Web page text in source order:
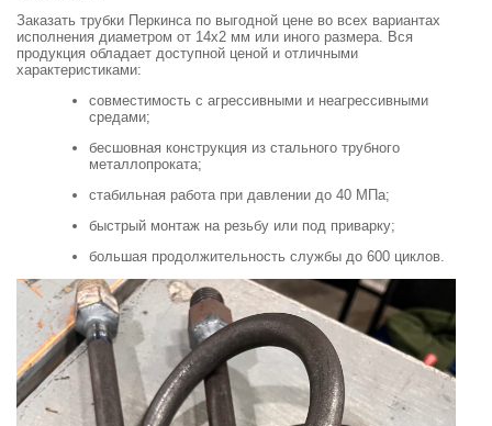
Заказать трубки Перкинса по выгодной цене во всех вариантах
исполнения диаметром от 14х2 мм или иного размера. Вся
продукция обладает доступной ценой и отличными
характеристиками:
совместимость с агрессивными и неагрессивными
средами;
бесшовная конструкция из стального трубного
металлопроката;
стабильная работа при давлении до 40 МПа;
быстрый монтаж на резьбу или под приварку;
большая продолжительность службы до 600 циклов.